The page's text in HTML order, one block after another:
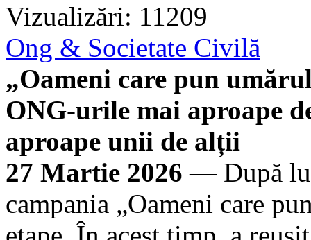
Vizualizări: 11209
Ong & Societate Civilă
„Oameni care pun
ONG-urile mai aproape
aproape unii de alții
27 Martie 2026 — După
campania „Oameni care